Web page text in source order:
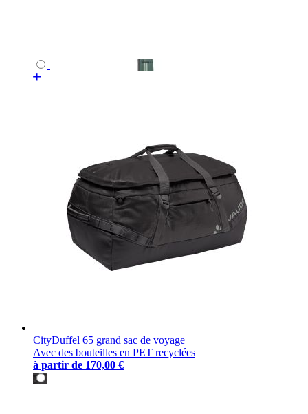
CityDuffel 65 grand sac de voyage
Avec des bouteilles en PET recyclées
à partir de 170,00 €